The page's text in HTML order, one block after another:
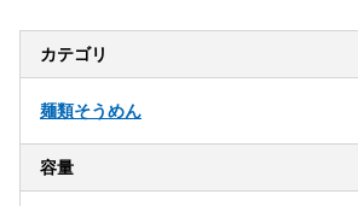
カテゴリ
麺類そうめん
容量